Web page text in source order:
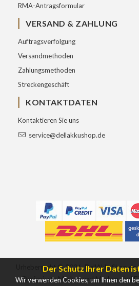
RMA-Antragsformular
VERSAND & ZAHLUNG
Auftragsverfolgung
Versandmethoden
Zahlungsmethoden
Streckengeschäft
KONTAKTDATEN
Kontaktieren Sie uns
service@dellakkushop.de
Urheberrecht ©2026 DellAkkuShop.de
Designierte Marken und Marken sind
Der Schutz Ihrer Daten
Wir verwenden Cookies, um Ihnen den